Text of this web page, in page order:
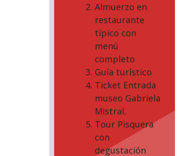
Almuerzo en
restaurante
típico con
menú
completo
Guía turístico
Ticket Entrada
museo Gabriela
Mistral.
Tour Pisquera
con
degustación